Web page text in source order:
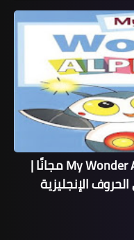
تحميل كتاب My Wonder Alphabet Book PDF مجانًا |
الإنجليزية